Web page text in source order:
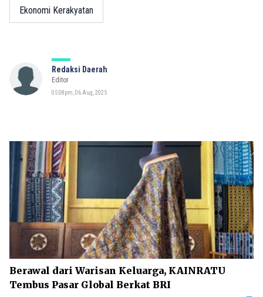
Ekonomi Kerakyatan
Redaksi Daerah
Editor
05:08pm, 06 Aug, 2025
Berawal dari Warisan Keluarga, KAINRATU
Tembus Pasar Global Berkat BRI